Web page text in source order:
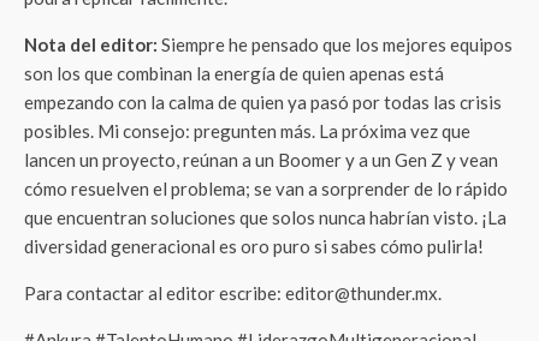
Nota del editor: Siempre he pensado que los mejores equipos
son los que combinan la energía de quien apenas está
empezando con la calma de quien ya pasó por todas las crisis
posibles. Mi consejo: pregunten más. La próxima vez que
lancen un proyecto, reúnan a un Boomer y a un Gen Z y vean
cómo resuelven el problema; se van a sorprender de lo rápido
que encuentran soluciones que solos nunca habrían visto. ¡La
diversidad generacional es oro puro si sabes cómo pulirla!
Para contactar al editor escribe: editor@thunder.mx.